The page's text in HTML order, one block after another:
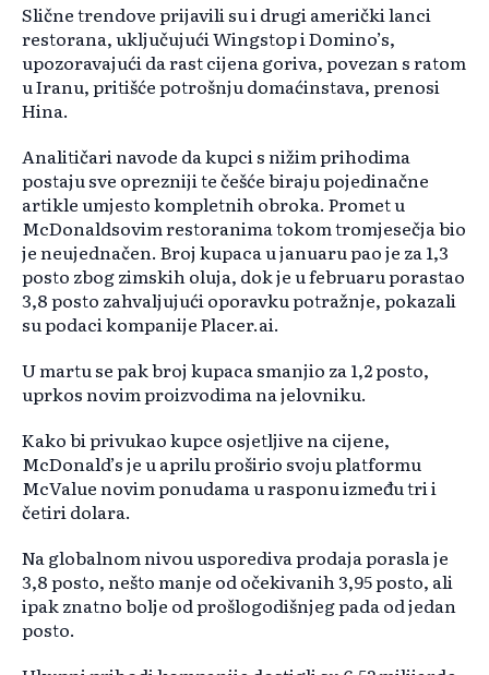
Slične trendove prijavili su i drugi američki lanci
restorana, uključujući Wingstop i Domino’s,
upozoravajući da rast cijena goriva, povezan s ratom
u Iranu, pritišće potrošnju domaćinstava, prenosi
Hina.
Analitičari navode da kupci s nižim prihodima
postaju sve oprezniji te češće biraju pojedinačne
artikle umjesto kompletnih obroka. Promet u
McDonaldsovim restoranima tokom tromjesečja bio
je neujednačen. Broj kupaca u januaru pao je za 1,3
posto zbog zimskih oluja, dok je u februaru porastao
3,8 posto zahvaljujući oporavku potražnje, pokazali
su podaci kompanije Placer.ai.
U martu se pak broj kupaca smanjio za 1,2 posto,
uprkos novim proizvodima na jelovniku.
Kako bi privukao kupce osjetljive na cijene,
McDonald’s je u aprilu proširio svoju platformu
McValue novim ponudama u rasponu između tri i
četiri dolara.
Na globalnom nivou usporediva prodaja porasla je
3,8 posto, nešto manje od očekivanih 3,95 posto, ali
ipak znatno bolje od prošlogodišnjeg pada od jedan
posto.